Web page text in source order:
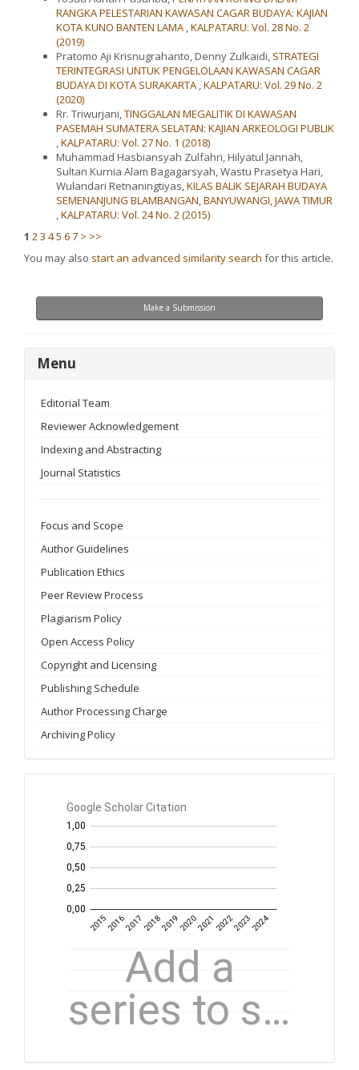
RANGKA PELESTARIAN KAWASAN CAGAR BUDAYA: KAJIAN
KOTA KUNO BANTEN LAMA ,KALPATARU: Vol. 28 No. 2
(2019)
Pratomo Aji Krisnugrahanto, Denny Zulkaidi, STRATEGI
TERINTEGRASI UNTUK PENGELOLAAN KAWASAN CAGAR
BUDAYA DI KOTA SURAKARTA ,KALPATARU: Vol. 29 No. 2
(2020)
Rr. Triwurjani,TINGGALAN MEGALITIK DI KAWASAN
PASEMAH SUMATERA SELATAN: KAJIAN ARKEOLOGI PUBLIK
,KALPATARU: Vol. 27 No. 1 (2018)
Muhammad Hasbiansyah Zulfahri, Hilyatul Jannah,
Sultan Kurnia Alam Bagagarsyah, Wastu Prasetya Hari,
Wulandari Retnaningtiyas,KILAS BALIK SEJARAH BUDAYA
SEMENANJUNG BLAMBANGAN, BANYUWANGI, JAWA TIMUR
,KALPATARU: Vol. 24 No. 2 (2015)
1 23 45 67 > >>
You may also start an advanced similarity search for this article.
Make
Submission
Make a Submission
menu
Menu
Editorial Team
Reviewer Acknowledgement
Indexing and Abstracting
Journal Statistics
Focus and Scope
Author Guidelines
Publication Ethics
Peer Review Process
Plagiarism Policy
Open Access Policy
Copyright and Licensing
Publishing Schedule
Author Processing Charge
Archiving Policy
GS
Citation
year